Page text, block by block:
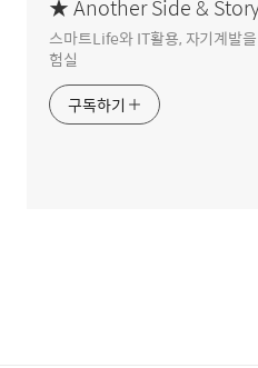
★ Another Side &
스마트Life와 IT활용, 자기계발
험실
구독하기